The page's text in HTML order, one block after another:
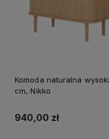
Komoda naturalna
cm, Nikko
940,00 zł